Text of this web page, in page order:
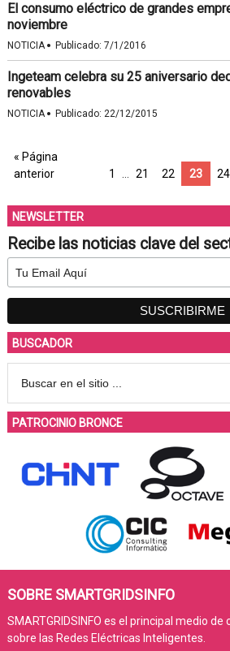
El consumo eléctrico de grandes
noviembre
NOTICIA· Publicado: 7/1/2016
Ingeteam celebra su 25 aniversario
renovables
NOTICIA· Publicado: 22/12/2015
« Página
anterior
1 21 22 23 24
NEWSLETTER
Recibe las noticias clave del
BUSCADOR
PATROCINIO BRONCE
SOBRE SMARTGRIDSINFO
SMARTGRIDSINFO es el principal medio
sobre las Redes Eléctricas Inteligentes.